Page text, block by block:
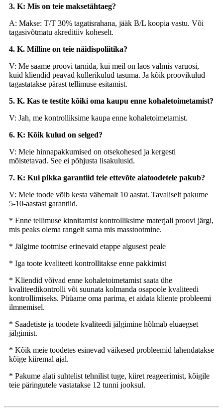
3. K: Mis on teie maksetähtaeg?
A: Makse: T/T 30% tagatisrahana, jääk B/L koopia vastu. Või
tagasivõtmatu akreditiiv koheselt.
4. K. Milline on teie näidispoliitika?
V: Me saame proovi tarnida, kui meil on laos valmis varuosi,
kuid kliendid peavad kullerikulud tasuma. Ja kõik proovikulud
tagastatakse pärast tellimuse esitamist.
5. K. Kas te testite kõiki oma kaupu enne kohaletoimetamist?
V: Jah, me kontrolliksime kaupa enne kohaletoimetamist.
6. K: Kõik kulud on selged?
V: Meie hinnapakkumised on otsekohesed ja kergesti
mõistetavad. See ei põhjusta lisakulusid.
7. K: Kui pikka garantiid teie ettevõte aiatoodetele pakub?
V: Meie toode võib kesta vähemalt 10 aastat. Tavaliselt pakume
5-10-aastast garantiid.
* Enne tellimuse kinnitamist kontrolliksime materjali proovi järgi,
mis peaks olema rangelt sama mis masstootmine.
* Jälgime tootmise erinevaid etappe algusest peale
* Iga toote kvaliteeti kontrollitakse enne pakkimist
* Kliendid võivad enne kohaletoimetamist saata ühe
kvaliteedikontrolli või suunata kolmanda osapoole kvaliteedi
kontrollimiseks. Püüame oma parima, et aidata kliente probleemi
ilmnemisel.
* Saadetiste ja toodete kvaliteedi jälgimine hõlmab eluaegset
jälgimist.
* Kõik meie toodetes esinevad väikesed probleemid lahendatakse
kõige kiiremal ajal.
* Pakume alati suhtelist tehnilist tuge, kiiret reageerimist, kõigile
teie päringutele vastatakse 12 tunni jooksul.